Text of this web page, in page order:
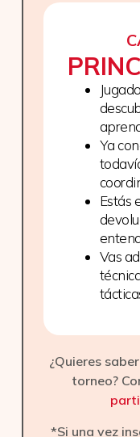
Ya
Estás
Vas
¿Quieres
torneo?
*Si una vez